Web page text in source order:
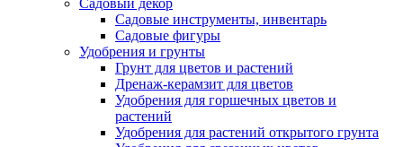
Садовые инструменты, инвентарь
Садовые фигуры
Удобрения и грунты
Грунт для цветов и растений
Дренаж-керамзит для цветов
Удобрения для горшечных цветов и
растений
Удобрения для растений открытого грунта